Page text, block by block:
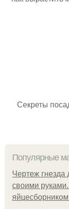
Секреты
Популярные
Чертеж гнезда
своими руками.